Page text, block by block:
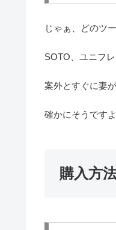
じゃぁ、どのツ
SOTO、ユニフ
案外とすぐに妻
確かにそうですよ
購入方